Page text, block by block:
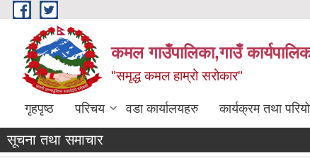
Skip to main content
कमल गाउँपालिका,गाउँ
"समृद्ध कमल हाम्रो सरोकार"
गृहपृष्ठ परिचय वडा कार्यालयहरु कार्यक्रम तथा
सूचना तथा समाचार